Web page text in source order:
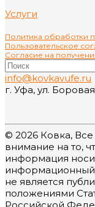
Услуги
Политика обработки
Пользовательское
Согласие на
info@kovkavufe.ru
г. Уфа, ул.
© 2026 Ковка,
внимание на то,
информация
информационный
не является
положениями